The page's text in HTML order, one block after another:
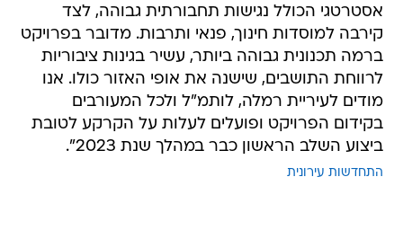
אסטרטגי הכולל נגישות תחבורתית גבוהה, לצד
קירבה למוסדות חינוך, פנאי ותרבות. מדובר בפרויקט
ברמה תכנונית גבוהה ביותר, עשיר בגינות ציבוריות
לרווחת התושבים, שישנה את אופי האזור כולו. אנו
מודים לעיריית רמלה, לותמ"ל ולכל המעורבים
בקידום הפרויקט ופועלים לעלות על הקרקע לטובת
ביצוע השלב הראשון כבר במהלך שנת 2023".
התחדשות עירונית